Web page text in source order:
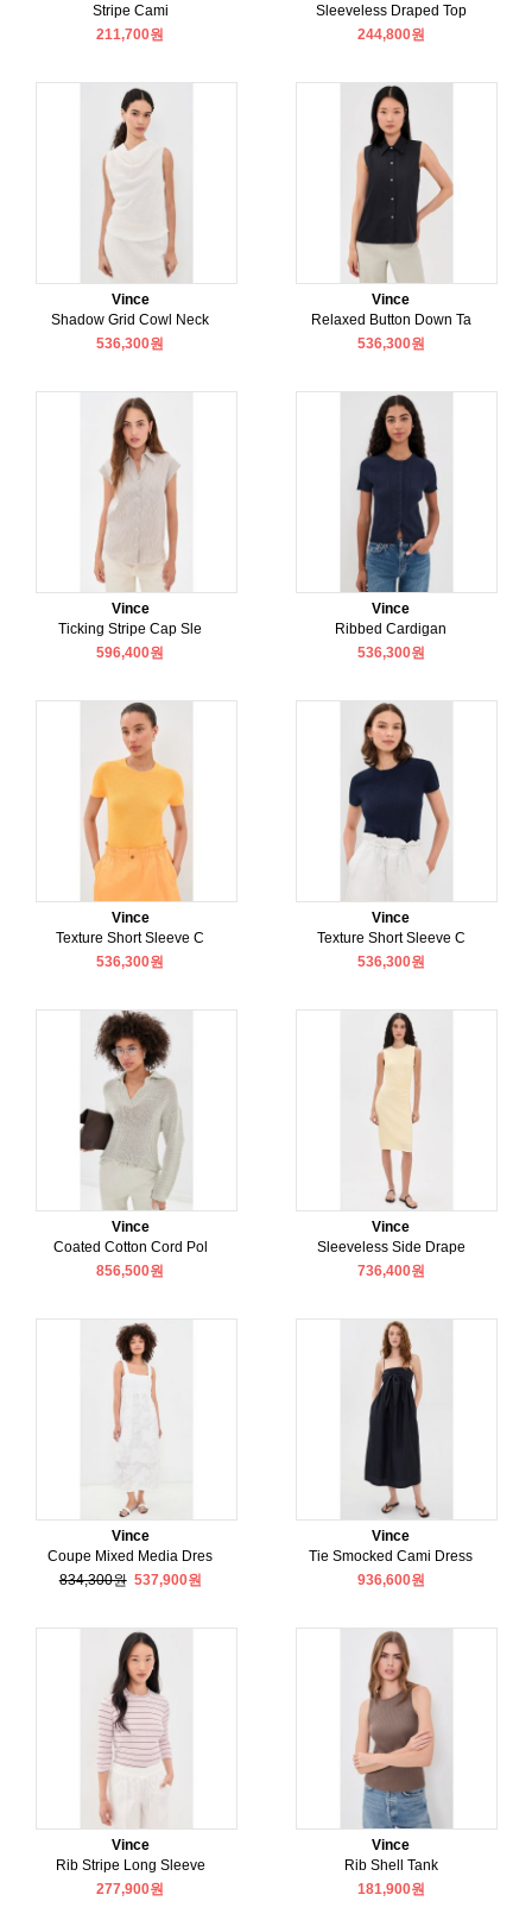
Stripe Cami
211,700원
Sleeveless Draped Top
244,800원
Vince
Shadow Grid Cowl Neck
536,300원
Vince
Relaxed Button Down Ta
536,300원
Vince
Ticking Stripe Cap Sle
596,400원
Vince
Ribbed Cardigan
536,300원
Vince
Texture Short Sleeve C
536,300원
Vince
Texture Short Sleeve C
536,300원
Vince
Coated Cotton Cord Pol
856,500원
Vince
Sleeveless Side Drape
736,400원
Vince
Coupe Mixed Media Dres
834,300원 537,900원
Vince
Tie Smocked Cami Dress
936,600원
Vince
Rib Stripe Long Sleeve
277,900원
Vince
Rib Shell Tank
181,900원